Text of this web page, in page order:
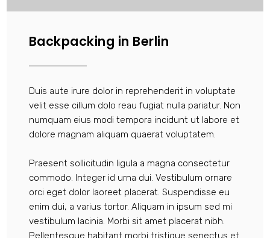
Backpacking in Berlin
Duis aute irure dolor in reprehenderit in voluptate
velit esse cillum dolo reau fugiat nulla pariatur. Non
numquam eius modi tempora incidunt ut labore et
dolore magnam aliquam quaerat voluptatem.
Praesent sollicitudin ligula a magna consectetur
commodo. Integer id urna dui. Vestibulum ornare
orci eget dolor laoreet placerat. Suspendisse eu
enim dui, a varius tortor. Aliquam in ipsum sed mi
vestibulum lacinia. Morbi sit amet placerat nibh.
Pellentesque habitant morbi tristique senectus et